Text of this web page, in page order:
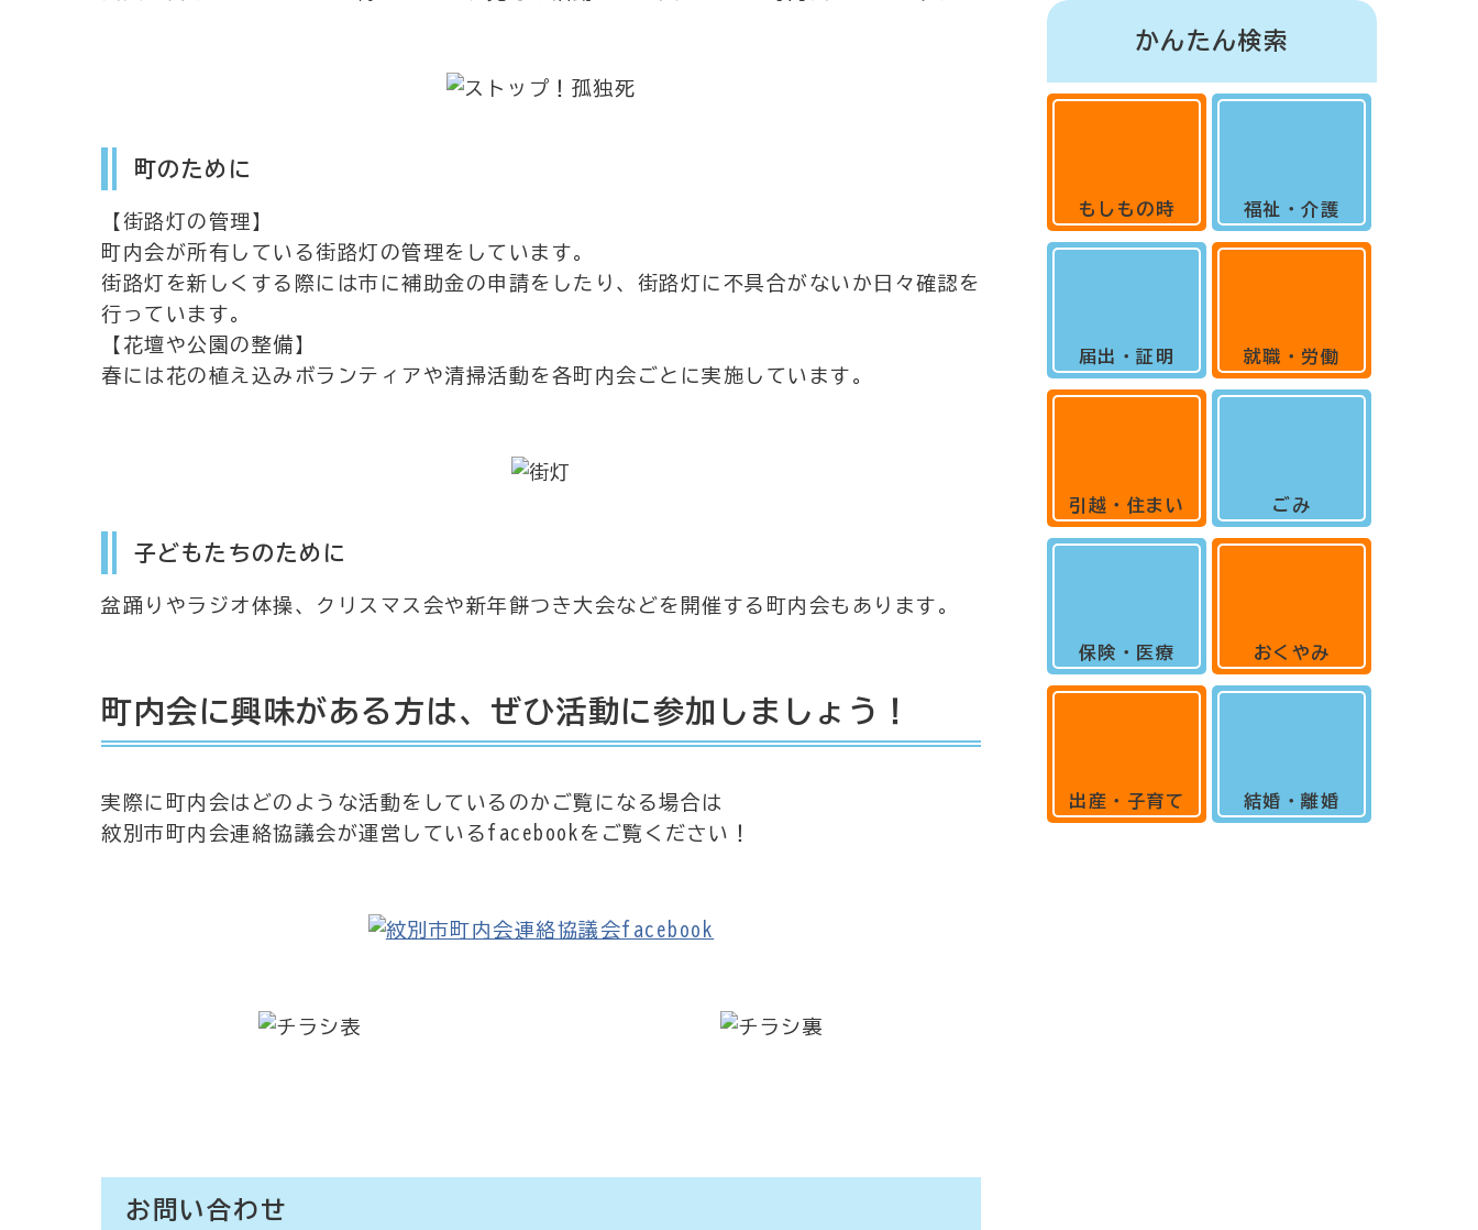
町のために
【街路灯の管理】
町内会が所有している街路灯の管理をしています。
街路灯を新しくする際には市に補助金の申請をしたり、街路灯に不具合がないか日々確認を
行っています。
【花壇や公園の整備】
春には花の植え込みボランティアや清掃活動を各町内会ごとに実施しています。
子どもたちのために
盆踊りやラジオ体操、クリスマス会や新年餅つき大会などを開催する町内会もあります。
町内会に興味がある方は、ぜひ活動に参加しましょう！
実際に町内会はどのような活動をしているのかご覧になる場合は
紋別市町内会連絡協議会が運営しているfacebookをご覧ください！
お問い合わせ
かんたん検索
もしもの時
届出・証明
引越・住まい
保険・医療
出産・子育て
福祉・介護
就職・労働
ごみ
おくやみ
結婚・離婚